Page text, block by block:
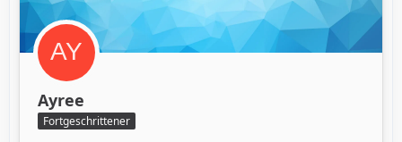
Ayree
Fortgeschrittener